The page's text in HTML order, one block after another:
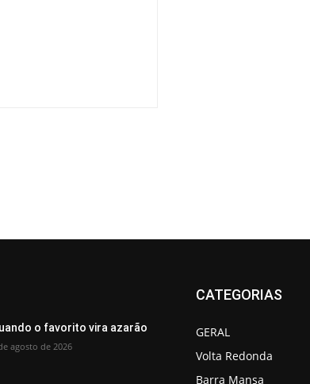
o favorito vira azarão
agosto de 2026
CATEGORIAS
GERAL
Volta Redonda
Barra Mansa